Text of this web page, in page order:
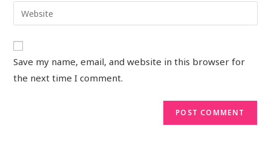
Save my name, email, and website in this browser for
the next time I comment.